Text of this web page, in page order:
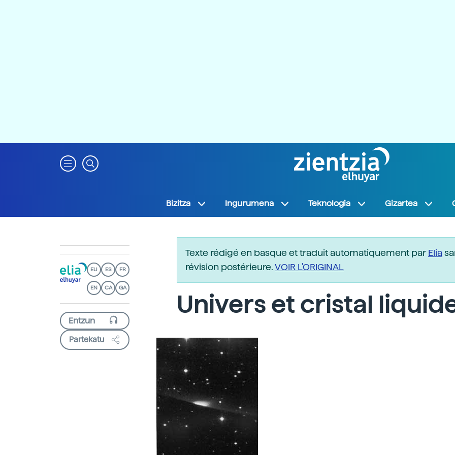
Bizitza Ingurumena Teknologia Gizartea
EU ES FR
EN CA GA
Partekatu
Texte rédigé en basque et traduit automatiquement parElia
révision postérieure.VOIR L'ORIGINAL
Univers et cristal